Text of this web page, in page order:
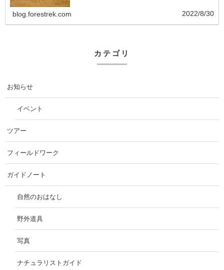
blog.forestrek.com 2022/8/30
カテゴリ
お知らせ
イベント
ツアー
フィールドワーク
ガイドノート
自然のおはなし
野外道具
写真
ナチュラリストガイド